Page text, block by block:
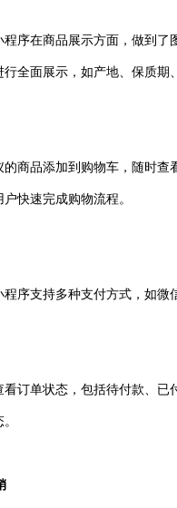
程序在商品展示方面，做到
全面展示，如产地、保质期
的商品添加到购物车，随时
快速完成购物流程。
序支持多种支付方式，如微
看订单状态，包括待付款、